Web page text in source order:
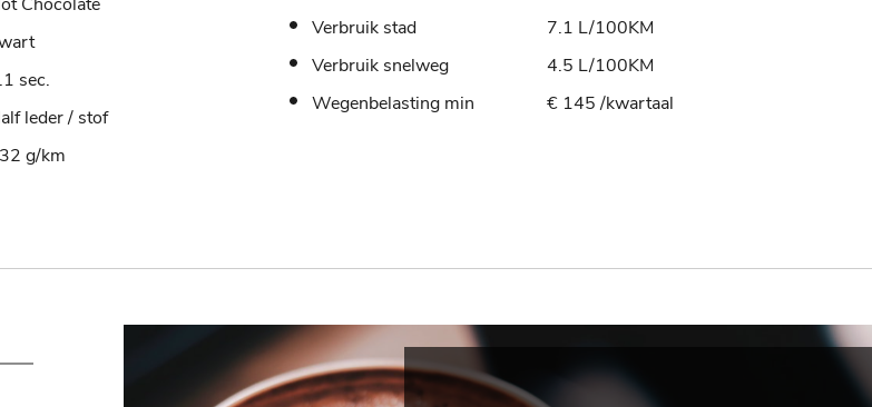
sec.
leder / stof
g/km
Verbruik stad
7.1 L/100KM
Verbruik snelweg
4.5 L/100KM
Wegenbelasting min
€ 145 /kwartaal